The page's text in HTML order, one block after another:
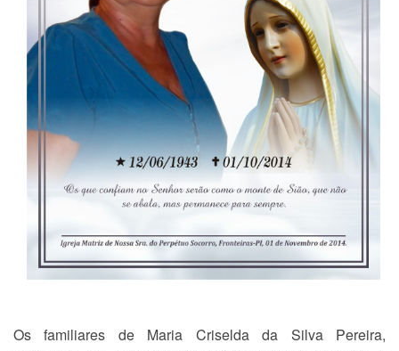
Os familiares de Maria Criselda da Silva Pereira,